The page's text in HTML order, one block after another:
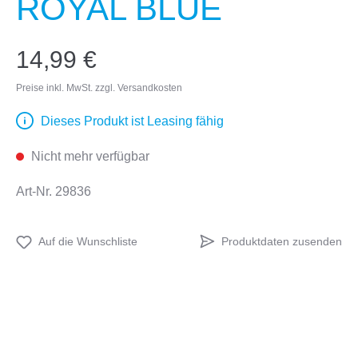
ROYAL BLUE
14,99 €
Preise inkl. MwSt. zzgl. Versandkosten
Dieses Produkt ist Leasing fähig
Nicht mehr verfügbar
Art-Nr. 29836
Produktdaten zusenden
Auf die Wunschliste